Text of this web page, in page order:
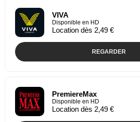
VIVA
Disponible en HD
Location dès 2,49 €
REGARDER
PremiereMax
Disponible en HD
Location dès 2,49 €